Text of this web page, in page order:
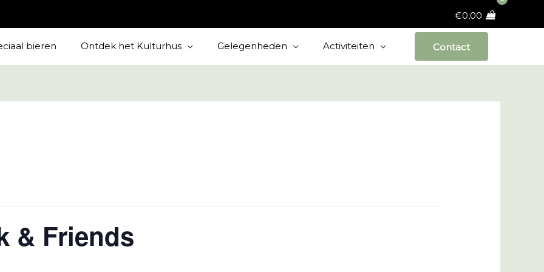
€0,00
bieren Ontdek het Kulturhus Gelegenheden Activiteiten Contact
& Friends